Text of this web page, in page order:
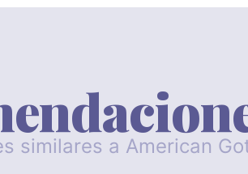
similares a American